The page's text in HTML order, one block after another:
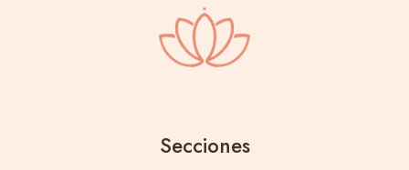
Secciones